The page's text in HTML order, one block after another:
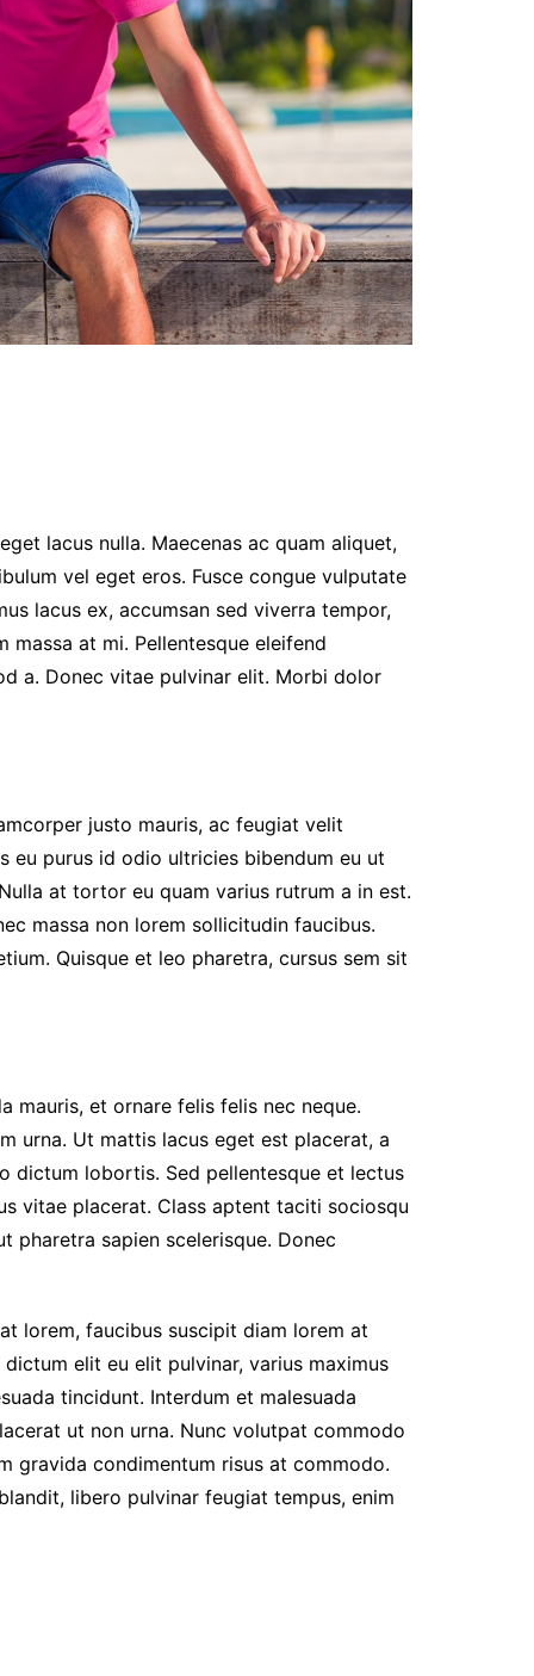
lacus nulla. Maecenas ac quam aliquet,
vel eget eros. Fusce congue vulputate
lacus ex, accumsan sed viverra tempor,
massa at mi. Pellentesque eleifend
a. Donec vitae pulvinar elit. Morbi dolor
justo mauris, ac feugiat velit
eu purus id odio ultricies bibendum eu ut
at tortor eu quam varius rutrum a in est.
massa non lorem sollicitudin faucibus.
Quisque et leo pharetra, cursus sem sit
mauris, et ornare felis felis nec neque.
urna. Ut mattis lacus eget est placerat, a
dictum lobortis. Sed pellentesque et lectus
vitae placerat. Class aptent taciti sociosqu
pharetra sapien scelerisque. Donec
lorem, faucibus suscipit diam lorem at
elit eu elit pulvinar, varius maximus
tincidunt. Interdum et malesuada
ut non urna. Nunc volutpat commodo
gravida condimentum risus at commodo.
libero pulvinar feugiat tempus, enim